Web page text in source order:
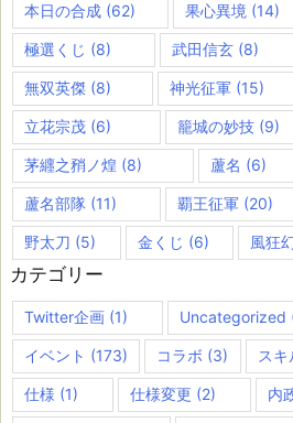
本日の合成 (62) 果心異境 (14)
極選くじ (8) 武田信玄 (8)
無双英傑 (8) 神光征軍(15)
立花宗茂 (6) 籠城の妙技(9)
茅纒之矟ノ煌 (8) 蘆名 (6)
蘆名部隊 (11) 覇王征軍 (20)
野太刀 (5) 金くじ (6) 風狂
カテゴリー
Twitter企画 (1) Uncategorized
イベント (173) コラボ (3) スキ
仕様 (1) 仕様変更 (2) 内